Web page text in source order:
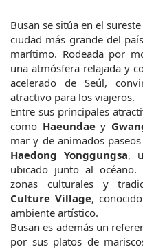
Busan se sitúa en el
ciudad más grande del
marítimo. Rodeada por
una atmósfera relajada y
acelerado de Seúl,
atractivo para los viajeros.
Entre sus principales
como Haeundae y
mar y de animados
Haedong Yonggungsa,
ubicado junto al océano.
zonas culturales y
Culture Village,
ambiente artístico.
Busan es además un
por sus platos de